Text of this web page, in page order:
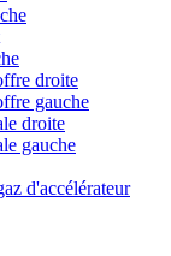
droite
gauche
droite
gauche
d'accélérateur